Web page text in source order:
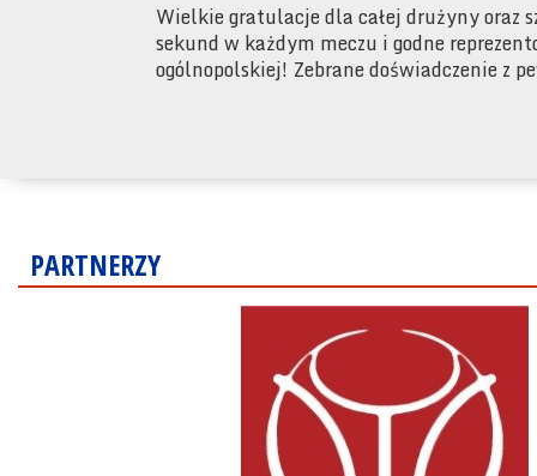
Wielkie gratulacje dla całej drużyny oraz
sekund w każdym meczu i godne
ogólnopolskiej! Zebrane doświadczenie z
PARTNERZY